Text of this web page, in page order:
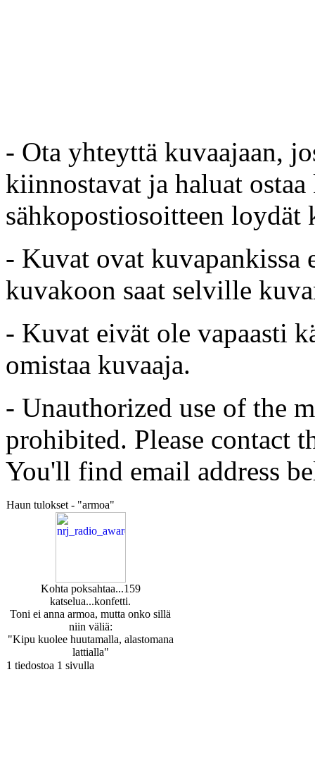
- Ota yhteyttä kuvaajaan,
kiinnostavat ja haluat
sähkopostiosoitteen loydät
- Kuvat ovat kuvapankissa
kuvakoon saat selville
- Kuvat eivät ole vapaasti
omistaa kuvaaja.
- Unauthorized use of the
prohibited. Please contact
You'll find email address
Haun tulokset - "armoa"
Kohta poksahtaa...159
katselua...konfetti.
Toni ei anna armoa, mutta onko sillä
niin väliä:
"Kipu kuolee huutamalla, alastomana
lattialla"
1 tiedostoa 1 sivulla